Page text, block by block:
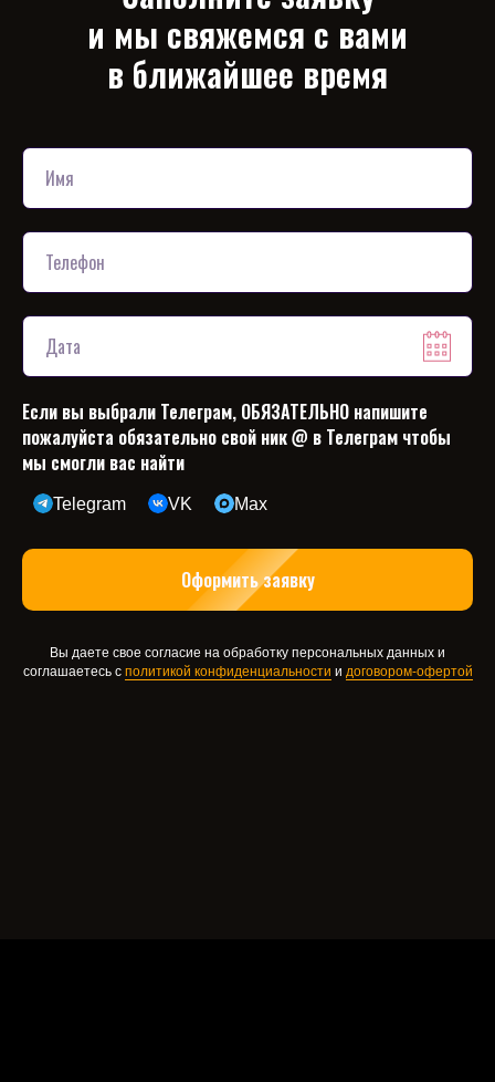
и мы свяжемся с вами
в ближайшее время
Если вы выбрали Телеграм, ОБЯЗАТЕЛЬНО напишите
пожалуйста обязательно свой ник @ в Телеграм чтобы
мы смогли вас найти
Telegram VK Max
Оформить заявку
Вы даете свое согласие на обработку персональных данных и
соглашаетесь с политикой конфиденциальности и договором-офертой